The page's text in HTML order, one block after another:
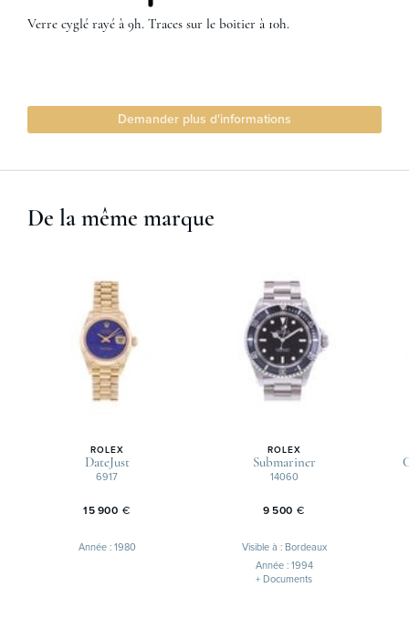
Verre cyglé rayé à 9h. Traces sur le boitier à 10h.
Demander plus d'informations
De la même marque
ROLEX
DateJust
6917
15 900 €
Année : 1980
ROLEX
Submariner
14060
9 500 €
Visible à : Bordeaux
Année : 1994
+ Documents